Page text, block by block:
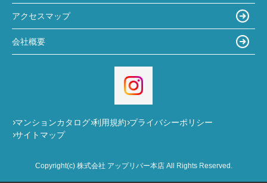
アクセスマップ
会社概要
マンションカタログ 利用規約 プライバシーポリシー
サイトマップ
Copyright(c) 株式会社 アップリバー本店 All Rights Reserved.